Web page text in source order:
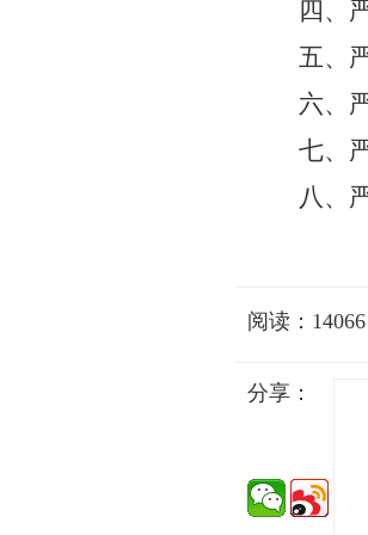
四、
五、
六、
七、
八、
阅读：14066
分享：